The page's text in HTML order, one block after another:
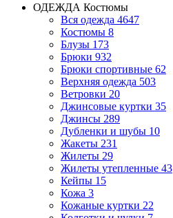
ОДЕЖДА Костюмы
Вся одежда 4647
Костюмы 8
Блузы 173
Брюки 932
Брюки спортивные 62
Верхняя одежда 503
Ветровки 20
Джинсовые куртки 35
Джинсы 289
Дубленки и шубы 10
Жакеты 231
Жилеты 29
Жилеты утепленные 43
Кейпы 15
Кожа 3
Кожаные куртки 22